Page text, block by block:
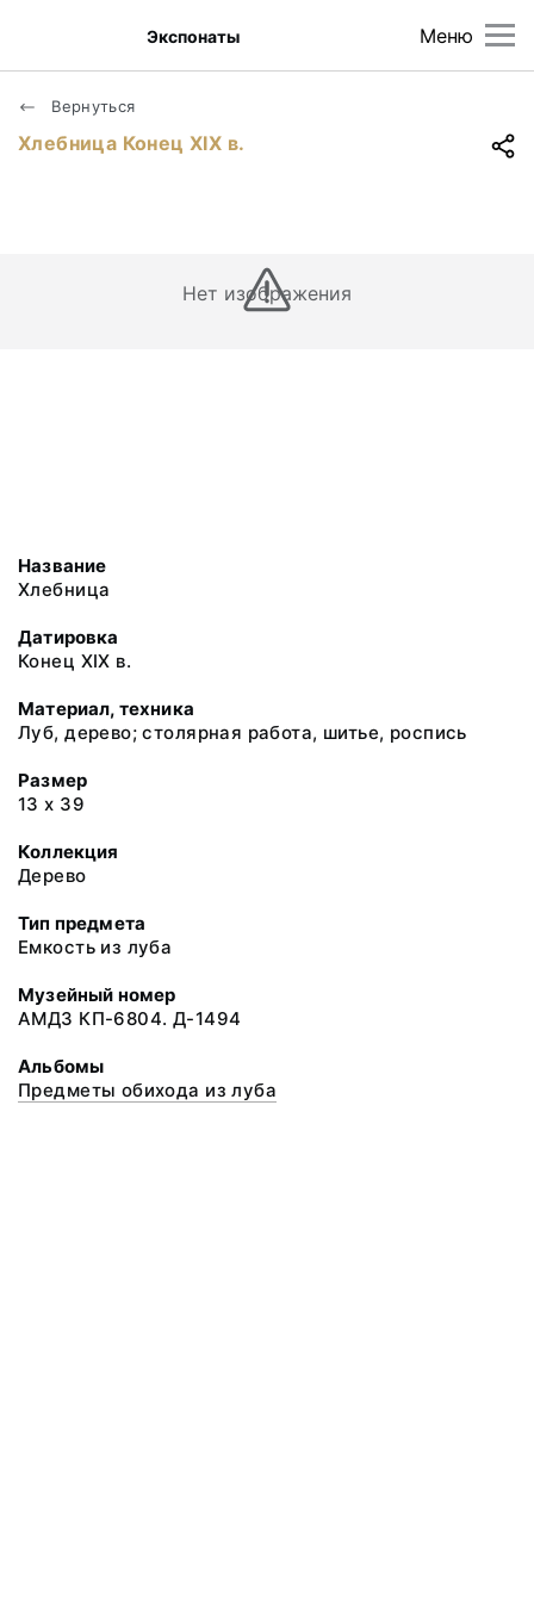
Меню
Экспонаты
Вернуться
Хлебница Конец XIX в.
Нет изображения
Название
Хлебница
Датировка
Конец XIX в.
Материал, техника
Луб, дерево; столярная работа, шитье, роспись
Размер
13 х 39
Коллекция
Дерево
Тип предмета
Емкость из луба
Музейный номер
АМДЗ КП-6804. Д-1494
Альбомы
Предметы обихода из луба